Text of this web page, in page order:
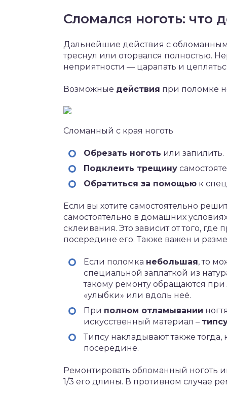
Сломался ноготь: что
Дальнейшие действия с обломанным
треснул или оторвался полностью.
неприятности — царапать и
Возможные действия при поломке
Сломанный с края ноготь
Обрезать ноготь или запилить.
Подклеить трещину
Обратиться за помощью к
Если вы хотите самостоятельно
самостоятельно в домашних
склеивания. Это зависит от того,
посередине его. Также важен и
Если поломка небольшая, то
специальной заплаткой из
такому ремонту обращаются
«улыбки» или вдоль неё.
При полном отламывании
искусственный материал –
Типсу накладывают также
посередине.
Ремонтировать обломанный ноготь
1/3 его длины. В противном случае